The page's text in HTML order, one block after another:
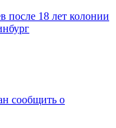
после 18 лет колонии
сообщить о